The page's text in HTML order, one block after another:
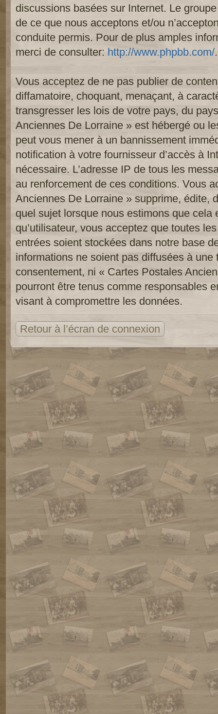
discussions basées sur Internet. Le
de ce que nous acceptons et/ou
conduite permis. Pour de plus amples
merci de consulter: http://www.phpbb.com/.
Vous acceptez de ne pas publier de
diffamatoire, choquant, menaçant, à
transgresser les lois de votre pays, du
Anciennes De Lorraine » est hébergé ou
peut vous mener à un bannissement
notification à votre fournisseur d’accès à
nécessaire. L’adresse IP de tous les
au renforcement de ces conditions. Vous
Anciennes De Lorraine » supprime, édite,
quel sujet lorsque nous estimons que cela
qu’utilisateur, vous acceptez que toutes
entrées soient stockées dans notre base
informations ne soient pas diffusées à une
consentement, ni « Cartes Postales
pourront être tenus comme responsables
visant à compromettre les données.
Retour à l’écran de connexion